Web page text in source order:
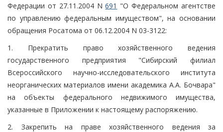
Федерации от 27.11.2004 N691 "О Федеральном агентстве
по управлению федеральным имуществом", на основании
обращения Росатома от 06.12.2004 N 03-3122:
1. Прекратить право хозяйственного ведения
государственного предприятия "Сибирский филиал
Всероссийского научно-исследовательского института
неорганических материалов имени академика А.А. Бочвара"
на объекты федерального недвижимого имущества,
указанные в Приложении к настоящему распоряжению.
2. Закрепить на праве хозяйственного ведения за